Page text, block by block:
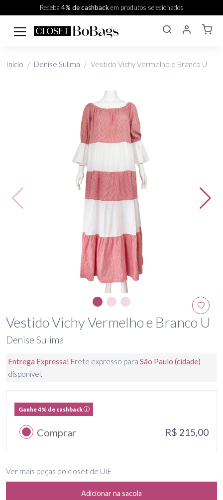
Receba 4% de cashbackem produtos selecionados
Início Denise Sulima Vestido Vichy Vermelho e Branco U
Vestido Vichy Vermelho e Branco U
Denise Sulima
Entrega Expressa! Frete expresso para São Paulo (cidade)
disponível.
Ganhe 4% de cashback
Comprar R$ 215,00
Ver mais peças do closet de UIE
Adicionar na sacola